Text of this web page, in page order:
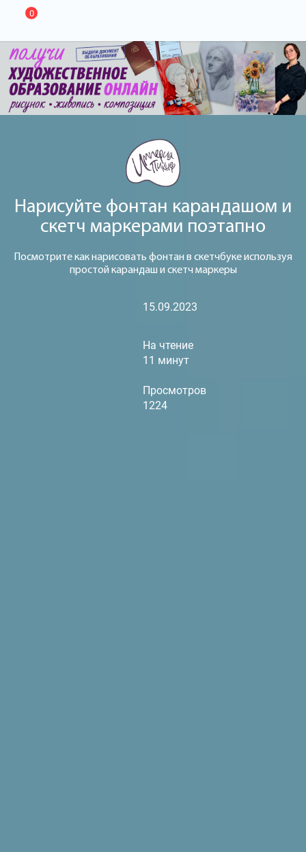
0
Нарисуйте фонтан карандашом и
скетч маркерами поэтапно
Посмотрите как нарисовать фонтан в скетчбуке используя
простой карандаш и скетч маркеры
15.09.2023
На чтение
11 минут
Просмотров
1224